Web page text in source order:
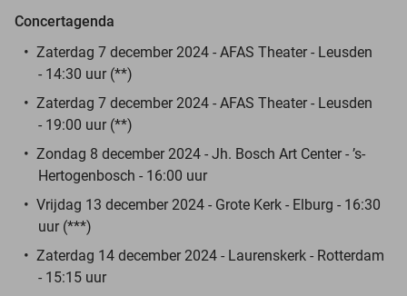
Concertagenda
Zaterdag 7 december 2024 - AFAS Theater - Leusden
- 14:30 uur (**)
Zaterdag 7 december 2024 - AFAS Theater - Leusden
- 19:00 uur (**)
Zondag 8 december 2024 - Jh. Bosch Art Center - ’s-
Hertogenbosch - 16:00 uur
Vrijdag 13 december 2024 - Grote Kerk - Elburg - 16:30
uur (***)
Zaterdag 14 december 2024 - Laurenskerk - Rotterdam
- 15:15 uur